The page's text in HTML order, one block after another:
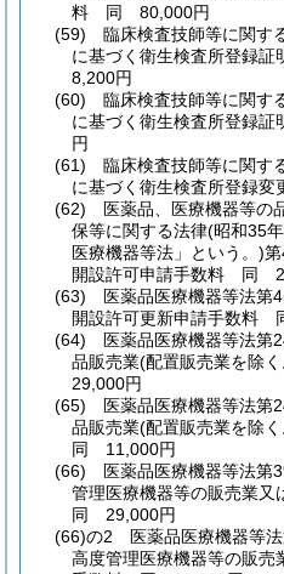
料 同 80,000円
(59)
臨床検査技師等に関す
に基づく衛生検査所登録
8,200円
(60)
臨床検査技師等に関す
に基づく衛生検査所登録
円
(61)
臨床検査技師等に関す
に基づく衛生検査所登録
(62)
医薬品、医療機器等の
保等に関する法律(昭和35
医療機器等法」という。)
開設許可申請手数料 同
(63)
医薬品医療機器等法第
開設許可更新申請手数料
(64)
医薬品医療機器等法第
品販売業(配置販売業を除
29,000円
(65)
医薬品医療機器等法第
品販売業(配置販売業を除
同 11,000円
(66)
医薬品医療機器等法第
管理医療機器等の販売業
同 29,000円
(66)の2
医薬品医療機器等
高度管理医療機器等の販売